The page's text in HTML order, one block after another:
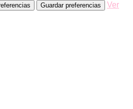
Guardar preferencias
Ver